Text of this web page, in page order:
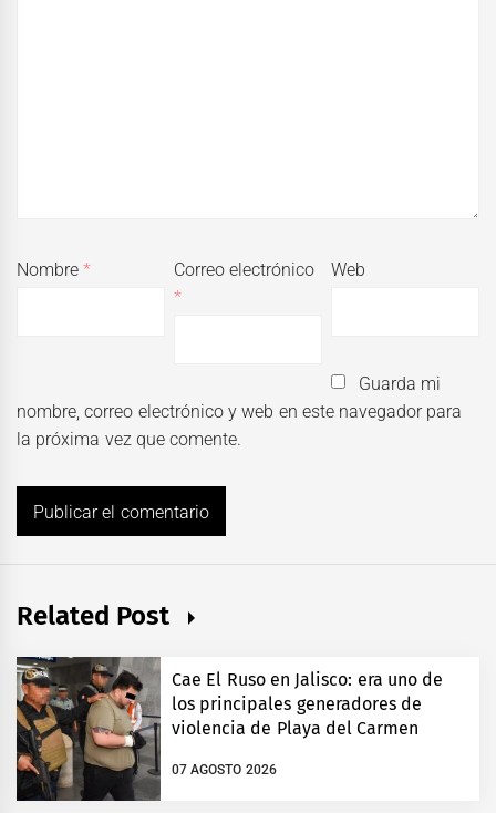
Nombre*
Correo electrónico
*
Web
Guarda mi
nombre, correo electrónico y web en este navegador para
la próxima vez que comente.
Related Post
Cae El Ruso en Jalisco: era uno de
los principales generadores de
violencia de Playa del Carmen
07 AGOSTO 2026